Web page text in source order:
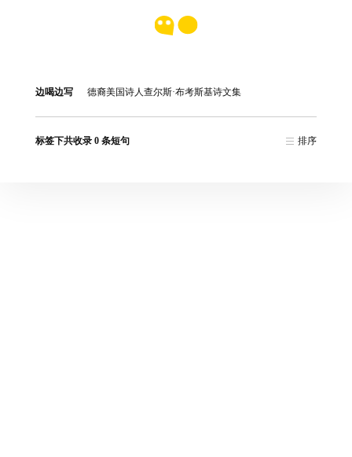
边喝边写 德裔美国诗人查尔斯·布考斯基诗文集
标签下共收录 0 条短句 排序